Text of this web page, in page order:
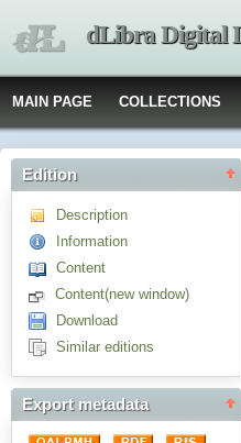
dLibra Digital
MAIN PAGE COLLECTIONS
Edition
Description
Information
Content
Content(new window)
Download
Similar editions
Export metadata